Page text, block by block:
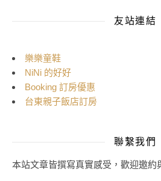
友站連結
樂樂童鞋
NiNi 的好好
Booking 訂房優惠
台東親子飯店訂房
聯繫我們
本站文章皆撰寫真實感受，歡迎邀約